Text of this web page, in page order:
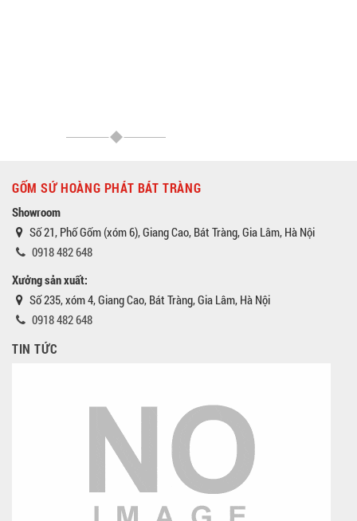
GỐM SỨ HOÀNG PHÁT BÁT TRÀNG
Showroom
Số 21, Phố Gốm (xóm 6), Giang Cao, Bát Tràng, Gia Lâm, Hà Nội
0918 482 648
Xưởng sản xuất:
Số 235, xóm 4, Giang Cao, Bát Tràng, Gia Lâm, Hà Nội
0918 482 648
TIN TỨC